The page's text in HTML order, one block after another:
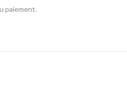
paiement.